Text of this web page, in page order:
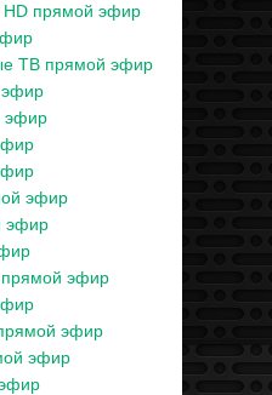
прямой эфир
ТВ прямой эфир
эфир
эфир
эфир
эфир
эфир
эфир